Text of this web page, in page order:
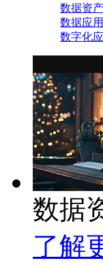
数据资
数据应
数字化
数据
了解